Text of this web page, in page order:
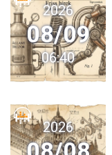
2026
08/09
06:40
2026